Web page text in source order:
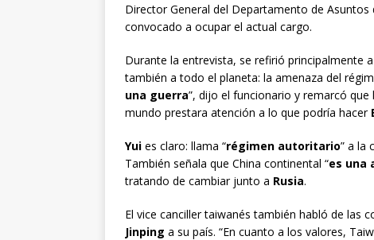
Director General del Departamento de
convocado a ocupar el actual cargo.
Durante la entrevista, se refirió principalmente
también a todo el planeta: la amenaza del
una guerra”, dijo el funcionario y remarcó que
mundo prestara atención a lo que podría hacer
Yui es claro: llama “régimen autoritario” a la
También señala que China continental “es una
tratando de cambiar junto a Rusia.
El vice canciller taiwanés también habló de las
Jinping a su país. “En cuanto a los valores,